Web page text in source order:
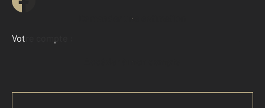
Demander une estimation
Votre compte :
Accéder à mon compte